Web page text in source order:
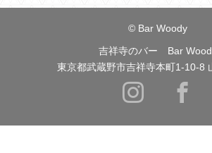
© Bar Woody
吉祥寺のバー Bar
東京都武蔵野市吉祥寺本町1-10-8